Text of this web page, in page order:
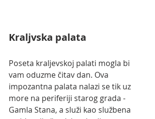
Kraljvska palata
Poseta kraljevskoj palati mogla bi
vam oduzme čitav dan. Ova
impozantna palata nalazi se tik uz
more na periferiji starog grada -
Gamla Stana, a služi kao službena